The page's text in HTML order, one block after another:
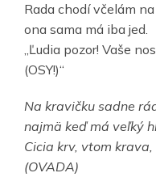
Rada chodí včelám na
ona sama má iba jed.
„Ľudia pozor! Vaše
(OSY!)“
Na kravičku sadne
najmä keď má veľký
Cicia krv, vtom
(OVADA)